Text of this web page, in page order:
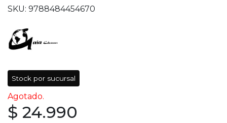
SKU: 9788484454670
Stock por sucursal
Agotado.
$ 24.990